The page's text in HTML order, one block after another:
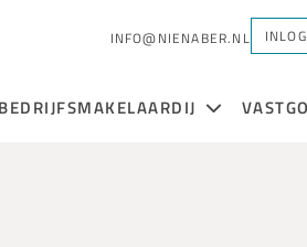
INFO@NIENABER.NL
BEDRIJFSMAKELAARDIJ